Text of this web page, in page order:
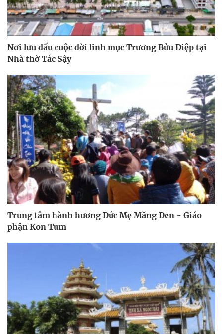
Nơi lưu dấu cuộc đời linh mục Trương Bửu Diệp tại
Nhà thờ Tắc Sậy
Trung tâm hành hương Đức Mẹ Măng Đen - Giáo
phận Kon Tum